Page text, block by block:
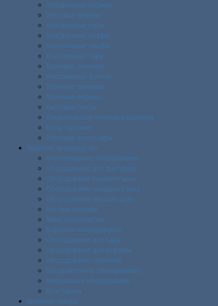
Холодильные витрины
Тепловые витрины
Холодильные горки
Холодильные шкафы
Морозильные шкафы
Морозильные лари
Торговые стеллажи
Морозильные бонеты
Торговые прилавки
Торговые витрины
Кассовые боксы
Покупательские тележки и корзинки
Весы торговые
Торговые аксессуары
Пищевое производство
Хлебопекарное оборудование
Оборудование для фастфуда
Оборудование горячего цеха
Оборудование холодного цеха
Оборудование мясного цеха
Цех при магазине
Мини производства
Буфетное оборудование
Оборудование для бара
Оборудование для кофейни
Оборудование столовой
Посудомоечное оборудование
Нейтральное оборудование
БУ и Уценка
Хранение товара